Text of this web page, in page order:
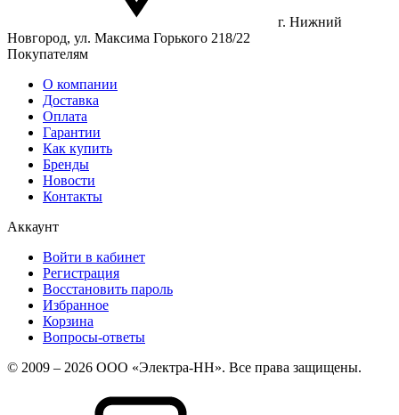
г. Нижний
Новгород, ул. Максима Горького 218/22
Покупателям
О компании
Доставка
Оплата
Гарантии
Как купить
Бренды
Новости
Контакты
Аккаунт
Войти в кабинет
Регистрация
Восстановить пароль
Избранное
Корзина
Вопросы-ответы
© 2009 – 2026 ООО «Электра-НН». Все права защищены.